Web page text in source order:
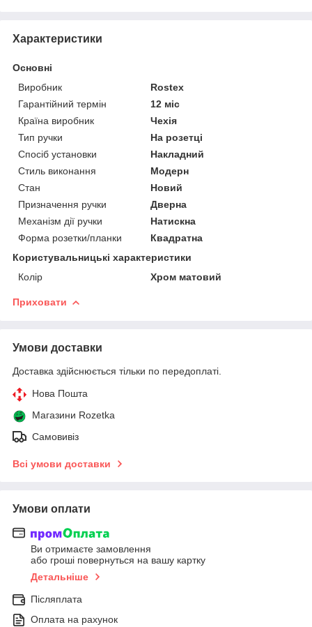
Характеристики
Основні
Виробник
Rostex
Гарантійний термін
12 міс
Країна виробник
Чехія
Тип ручки
На розетці
Спосіб установки
Накладний
Стиль виконання
Модерн
Стан
Новий
Призначення ручки
Дверна
Механізм дії ручки
Натискна
Форма розетки/планки
Квадратна
Користувальницькі характеристики
Колір
Хром матовий
Приховати
Умови доставки
Доставка здійснюється тільки по передоплаті.
Нова Пошта
Магазини Rozetka
Самовивіз
Всі умови доставки
Умови оплати
Ви отримаєте замовлення
або гроші повернуться на вашу картку
Детальніше
Післяплата
Оплата на рахунок